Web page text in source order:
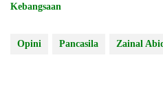
Kebangsaan
Opini Pancasila Zainal